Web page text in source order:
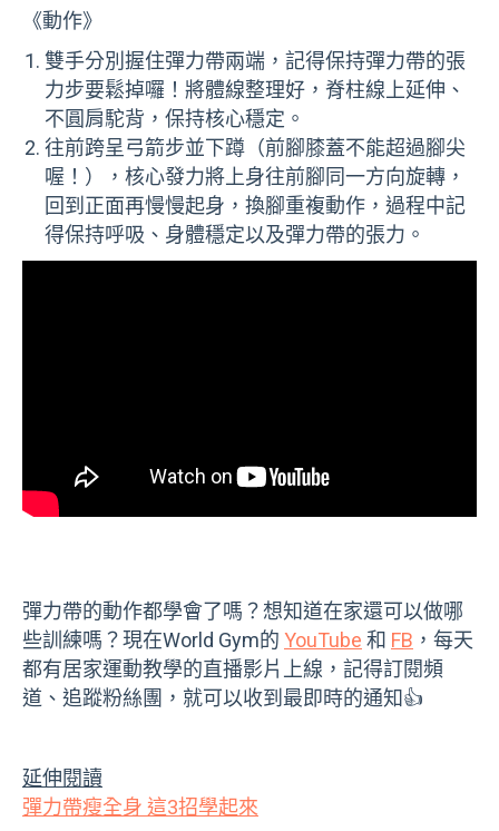
《動作》
雙手分別握住彈力帶兩端，記得保持彈力帶的張
力步要鬆掉囉！將體線整理好，脊柱線上延伸、
不圓肩駝背，保持核心穩定。
往前跨呈弓箭步並下蹲（前腳膝蓋不能超過腳尖
喔！），核心發力將上身往前腳同一方向旋轉，
回到正面再慢慢起身，換腳重複動作，過程中記
得保持呼吸、身體穩定以及彈力帶的張力。
彈力帶的動作都學會了嗎？想知道在家還可以做哪
些訓練嗎？現在World Gym的 YouTube 和 FB ，每天
都有居家運動教學的直播影片上線，記得訂閱頻
道、追蹤粉絲團，就可以收到最即時的通知👍
延伸閱讀
彈力帶瘦全身 這3招學起來